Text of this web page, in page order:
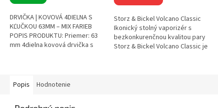
DRVIČKA | KOVOVÁ 4DIELNA S
KĽUČKOU 63MM – MIX FARIEB
POPIS PRODUKTU: Priemer: 63
mm 4dielna kovová drvička s
Storz & Bickel Volcano Classic
Ikonický stolný vaporizér s
bezkonkurenčnou kvalitou pary
Storz & Bickel Volcano Classic je
Popis Hodnotenie